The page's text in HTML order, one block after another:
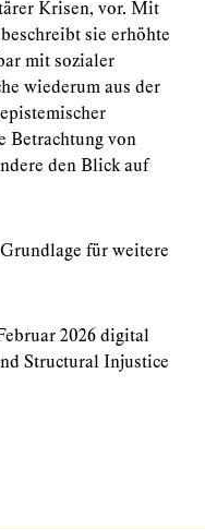
Krisen, vor. Mit
sie erhöhte
mit sozialer
wiederum aus der
Betrachtung von
den Blick auf
für weitere
2026 digital
Structural Injustice